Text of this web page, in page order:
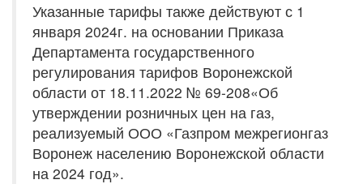
Указанные тарифы также действуют с 1
января 2024г. на основании Приказа
Департамента государственного
регулирования тарифов Воронежской
области от 18.11.2022 № 69-208«Об
утверждении розничных цен на газ,
реализуемый ООО «Газпром межрегионгаз
Воронеж населению Воронежской области
на 2024 год».